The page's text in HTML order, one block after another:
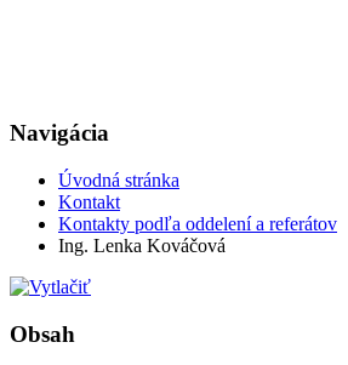
Navigácia
Úvodná stránka
Kontakt
Kontakty podľa oddelení a referátov
Ing. Lenka Kováčová
Obsah